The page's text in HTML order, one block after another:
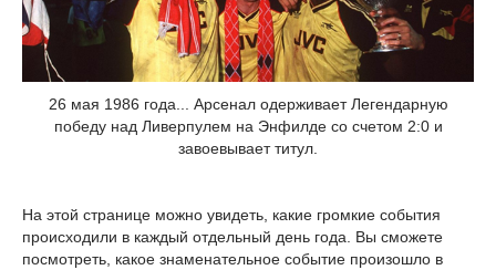
26 мая 1986 года... Арсенал одерживает Легендарную
победу над Ливерпулем на Энфилде со счетом 2:0 и
завоевывает титул.
На этой странице можно увидеть, какие громкие события
происходили в каждый отдельный день года. Вы сможете
посмотреть, какое знаменательное событие произошло в